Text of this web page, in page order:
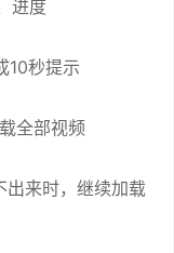
进度
10秒提示
全部视频
出来时，继续加载